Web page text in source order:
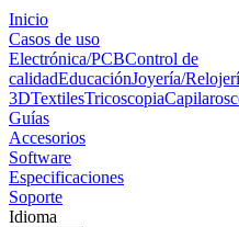
Inicio
Casos de uso
Electrónica/PCBControl de
calidadEducaciónJoyería/
3DTextilesTricoscopia
Guías
Accesorios
Software
Especificaciones
Soporte
Idioma